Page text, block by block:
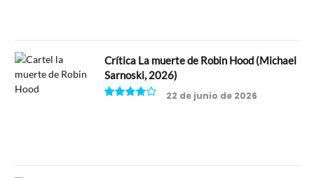
Crítica La muerte de Robin Hood (Michael
Sarnoski, 2026)
22 de junio de 2026